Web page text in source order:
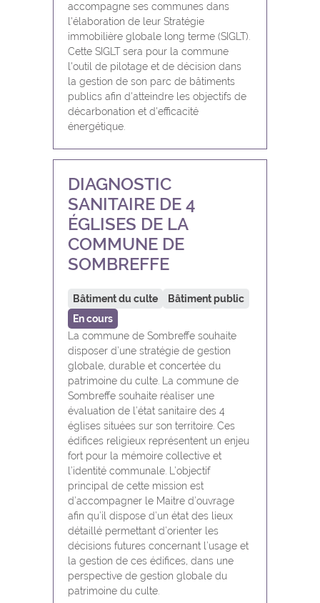
accompagne ses communes dans
l'élaboration de leur Stratégie
immobilière globale long terme (SIGLT).
Cette SIGLT sera pour la commune
l'outil de pilotage et de décision dans
la gestion de son parc de bâtiments
publics afin d'atteindre les objectifs de
décarbonation et d'efficacité
énergétique.
DIAGNOSTIC
SANITAIRE DE 4
ÉGLISES DE LA
COMMUNE DE
SOMBREFFE
Bâtiment du culte
Bâtiment public
En cours
La commune de Sombreffe souhaite
disposer d’une stratégie de gestion
globale, durable et concertée du
patrimoine du culte. La commune de
Sombreffe souhaite réaliser une
évaluation de l’état sanitaire des 4
églises situées sur son territoire. Ces
édifices religieux représentent un enjeu
fort pour la mémoire collective et
l’identité communale. L’objectif
principal de cette mission est
d’accompagner le Maitre d’ouvrage
afin qu’il dispose d’un état des lieux
détaillé permettant d’orienter les
décisions futures concernant l’usage et
la gestion de ces édifices, dans une
perspective de gestion globale du
patrimoine du culte.